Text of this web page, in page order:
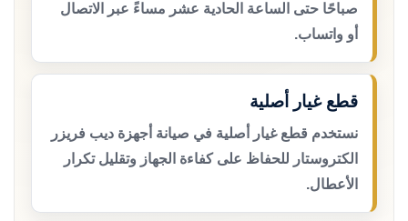
صباحًا حتى الساعة الحادية عشر مساءً عبر الاتصال
أو واتساب.
قطع غيار أصلية
نستخدم قطع غيار أصلية في صيانة أجهزة ديب فريزر
الكتروستار للحفاظ على كفاءة الجهاز وتقليل تكرار
الأعطال.